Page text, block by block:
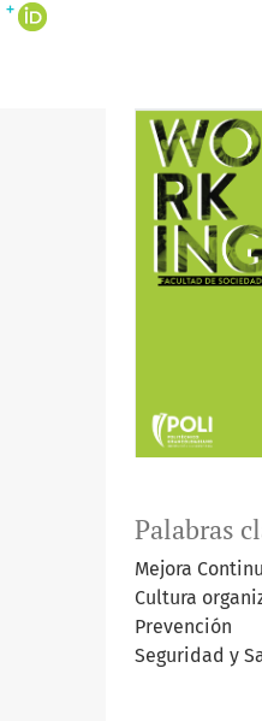
+
Palabras
Mejora
Cultura
Prevención
Seguridad y